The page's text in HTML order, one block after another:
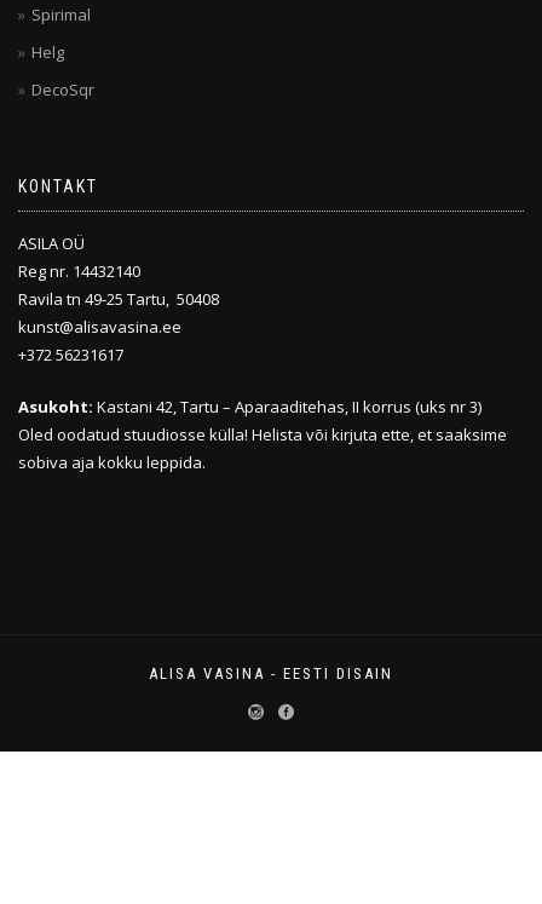
Spirimal
Helg
DecoSqr
KONTAKT
ASILA OÜ
Reg nr. 14432140
Ravila tn 49-25 Tartu, 50408
kunst@alisavasina.ee
+372 56231617
Asukoht: Kastani 42, Tartu – Aparaaditehas, II korrus (uks nr 3)
Oled oodatud stuudiosse külla! Helista või kirjuta ette, et saaksime
sobiva aja kokku leppida.
ALISA VASINA - EESTI DISAIN